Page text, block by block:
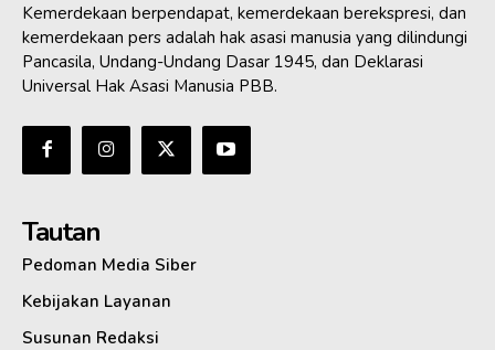
Kemerdekaan berpendapat, kemerdekaan berekspresi, dan
kemerdekaan pers adalah hak asasi manusia yang dilindungi
Pancasila, Undang-Undang Dasar 1945, dan Deklarasi
Universal Hak Asasi Manusia PBB.
Tautan
Pedoman Media Siber
Kebijakan Layanan
Susunan Redaksi